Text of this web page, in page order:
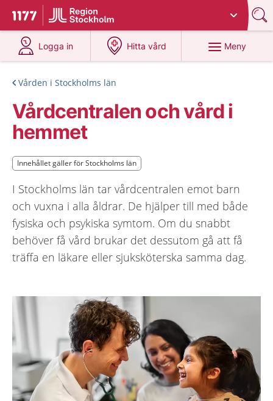
Till startsidan för 1177
Du har valt region
Logga in
på 1177.se
Hitta vård
på 1177.se
Meny
Vården i Stockholms län
Vårdcentralen och vård i
hemmet
Innehållet gäller för Stockholms län
Innehållet gäller för Stockholms län
I Stockholms län tar vårdcentralen emot barn
och vuxna i alla åldrar. De hjälper till med både
fysiska och psykiska symtom. Om du snabbt
behöver få vård brukar det dessutom gå att få
träffa en läkare eller sjuksköterska samma dag.